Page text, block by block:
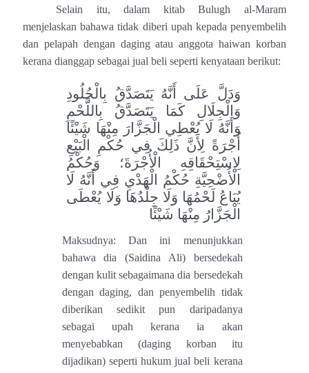
Selain itu, dalam kitab Bulugh al-Maram
menjelaskan bahawa tidak diberi upah kepada penyembelih
dan pelapah dengan daging atau anggota haiwan korban
kerana dianggap sebagai jual beli seperti kenyataan berikut:
وَدَلَّ عَلَى أَنَّهُ يَتَصَدَّقُ بِالْجُلُودِ
وَالْجِلَالِ كَمَا يَتَصَدَّقُ بِاللَّحْمِ
وَأَنَّهُ لَا يُعْطِي الْجَزَّارَ مِنْهَا شَيْئًا
أُجْرَةً لِأَنَّ ذَلِكَ فِي حُكْمِ الْبَيْعِ
لِاسْتِحْقَاقِهِ الْأُجْرَةَ؛ وَحُكْمُ
الْأُضْحِيَّةِ حُكْمُ الْهَدْيِ فِي أَنَّهُ لَا
يُبَاعُ لَحْمُهَا وَلَا جِلْدُهَا وَلَا يُعْطَى
الْجَزَّارُ مِنْهَا شَيْئًا
Maksudnya: Dan ini menunjukkan
bahawa dia (Saidina Ali) bersedekah
dengan kulit sebagaimana dia bersedekah
dengan daging, dan penyembelih tidak
diberikan sedikit pun daripadanya
sebagai upah kerana ia akan
menyebabkan (daging korban itu
dijadikan) seperti hukum jual beli kerana